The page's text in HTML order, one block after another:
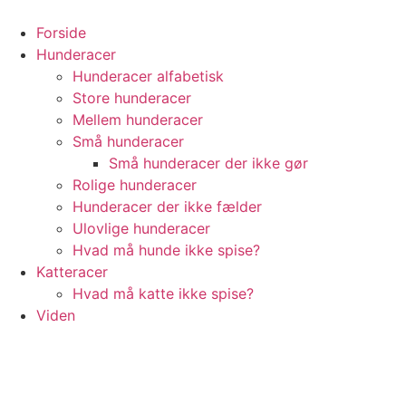
indhold
Forside
Hunderacer
Hunderacer alfabetisk
Store hunderacer
Mellem hunderacer
Små hunderacer
Små hunderacer der ikke gør
Rolige hunderacer
Hunderacer der ikke fælder
Ulovlige hunderacer
Hvad må hunde ikke spise?
Katteracer
Hvad må katte ikke spise?
Viden